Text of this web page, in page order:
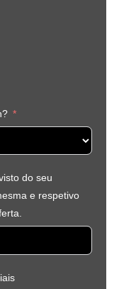
do seu
e respetivo